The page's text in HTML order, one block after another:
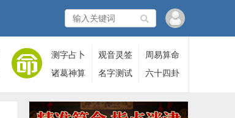
测字占卜 观音灵签
周易算命
诸葛神算
名字测试 六十四卦